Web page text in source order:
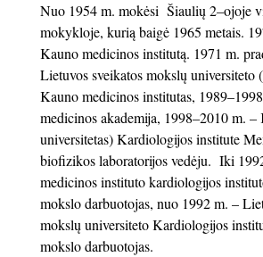
Nuo 1954 m. mokėsi Šiaulių 2–ojoje
mokykloje, kurią baigė 1965 metais.
Kauno medicinos institutą. 1971 m.
Lietuvos sveikatos mokslų universiteto
Kauno medicinos institutas,
medicinos akademija, 1998–2010 m.
universitetas) Kardiologijos institute
biofizikos laboratorijos vedėju. Iki
medicinos instituto kardiologijos
mokslo darbuotojas, nuo 1992 m. –
mokslų universiteto Kardiologijos
mokslo darbuotojas.